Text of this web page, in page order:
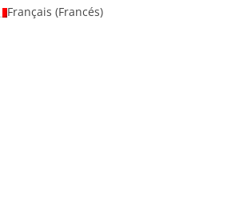
Français (Francés)